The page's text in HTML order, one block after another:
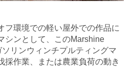
フ環境での軽い屋外での作品に
シンとして、このMarshine
リンウィンチプルティングマ
採作業、または農業負荷の動き